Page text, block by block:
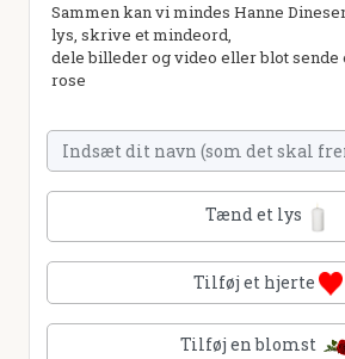
Sammen kan vi mindes Hanne
lys, skrive et mindeord,
dele billeder og video eller blot sende
rose
Tænd et lys
Tilføj et hjerte
Tilføj en blomst